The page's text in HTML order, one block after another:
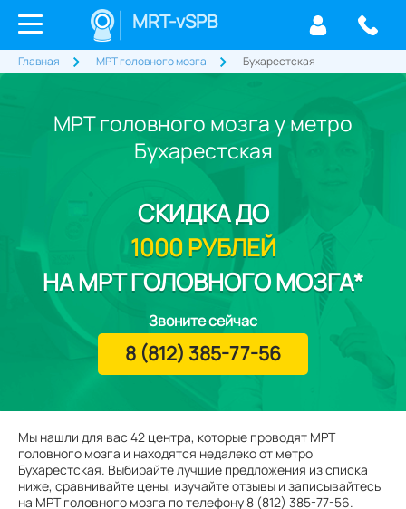
MRT-vSPB
Главная МРТ головного мозга Бухарестская
МРТ головного мозга у метро
Бухарестская
Мы нашли для вас 42 центра, которые проводят МРТ
головного мозга и находятся недалеко от метро
Бухарестская. Выбирайте лучшие предложения из списка
ниже, сравнивайте цены, изучайте отзывы и записывайтесь
на МРТ головного мозга по телефону 8 (812) 385-77-56.
СКИДКАДО
1000 РУБЛЕЙ
НА МРТ ГОЛОВНОГО МОЗГА*
Звоните сейчас
8 (812) 385-77-56